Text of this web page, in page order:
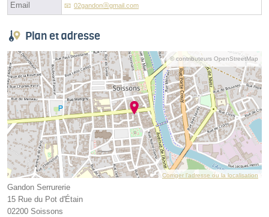
Email 02gandonⓐgmail.com
Plan et adresse
© contributeurs OpenStreetMap
Corriger l’adresse ou la localisation
Gandon Serrurerie
15 Rue du Pot d'Étain
02200 Soissons